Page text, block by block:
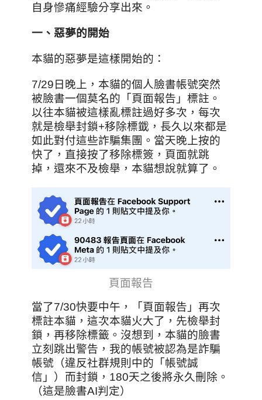
自身慘痛經驗分享出來。
一 、 惡夢的開始
本貓的惡夢是這樣開始的：
7/29日晚上，本貓的個人臉書帳號突然
被臉書一個莫名的「頁面報告」標註。
以往本貓被這樣亂標註過好多次，每次
就是檢舉封鎖+移除標韱，長久以來都是
如此對付這些詐騙集團。當天晚上按的
快了，直接按了移除標簽，頁面就跳
掉，還來不及檢舉，本貓想說就算了。
頁面報告
當了7/30快要中午，「頁面報告」再次
標註本貓，這次本貓火大了，先檢舉封
鎖，再移除標籤。沒想到，本貓的臉書
立刻跳出警告，我的帳號被認為是詐騙
帳號（違反社群規則中的「帳號誠
信」）而封鎖，180天之後將永久刪除。
（這是臉書AI判定）